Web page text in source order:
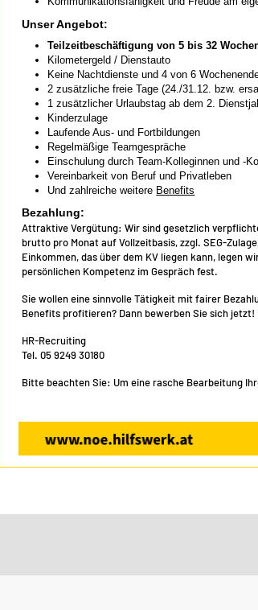
Unser Angebot:
Teilzeitbeschäftigung von 5 bis 32
Kilometergeld / Dienstauto
Keine Nachtdienste und 4 von 6
2 zusätzliche freie Tage (24./31.12. bzw.
1 zusätzlicher Urlaubstag ab dem 2.
Kinderzulage
Laufende Aus- und Fortbildungen
Regelmäßige Teamgespräche
Einschulung durch Team-Kolleginnen und -
Vereinbarkeit von Beruf und Privatleben
Und zahlreiche weitere Benefits
Bezahlung:
Attraktive Vergütung: Wir sind gesetzlich
brutto pro Monat auf Vollzeitbasis, zzgl. SEG-
Einkommen, das über dem KV liegen kann, legen
persönlichen Kompetenz im Gespräch fest.
Sie wollen eine sinnvolle Tätigkeit mit fairer
Benefits profitieren? Dann bewerben Sie sich
HR-Recruiting
Tel. 05 9249 30180
Bitte beachten Sie: Um eine rasche Bearbeitung